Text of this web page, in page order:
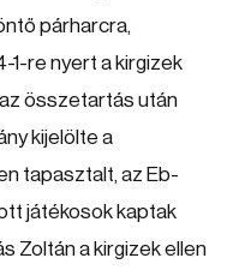
párharcra,
1-re nyert a kirgizek
összetartás után
kijelölte a
tapasztalt, az Eb-
játékosok kaptak
Zoltán a kirgizek ellen